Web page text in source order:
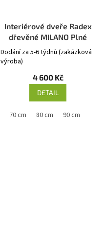
Interiérové dveře Radex
dřevěné MILANO Plné
Dodání za 5-6 týdnů (zakázková
výroba)
4 600 Kč
DETAIL
70 cm 80 cm 90 cm